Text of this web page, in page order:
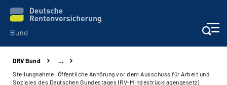
Beratung & Kontakt
DRV Bund
…
Stellungnahme: Öffentliche Anhörung vor dem Ausschuss für Arbeit und
Soziales des Deutschen Bundestages (RV-Mindestrücklagengesetz)